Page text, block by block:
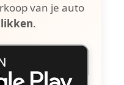
van je auto
.